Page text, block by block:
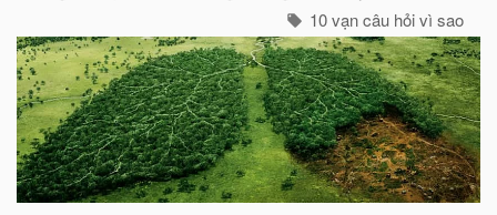
mức độ nhất định, hai loại điện tích trong quá trình phát
triển sẽ phát ra tia lửa...
10 vạn câu hỏi vì sao